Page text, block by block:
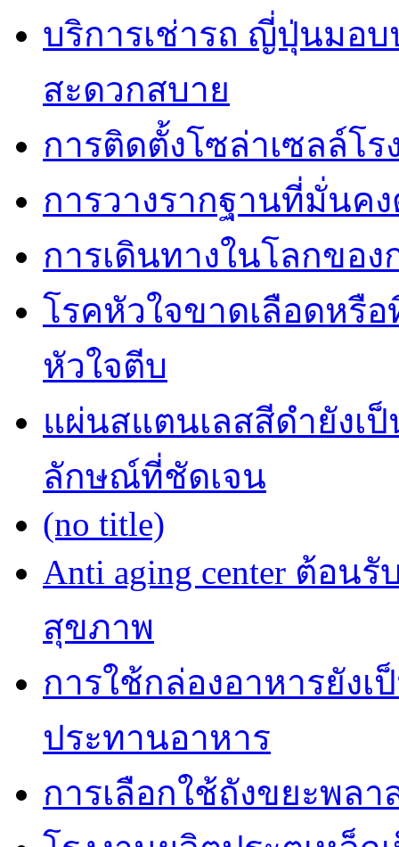
บริการเช่ารถ ญี่ปุ่นมอ
สะดวกสบาย
การติดตั้งโซล่าเซลล์โ
การวางรากฐานที่มั่นค
การเดินทางในโลกขอ
โรคหัวใจขาดเลือดหรื
หัวใจตีบ
แผ่นสแตนเลสสีดำยังเ
ลักษณ์ที่ชัดเจน
(no title)
Anti aging center ต้อน
สุขภาพ
การใช้กล่องอาหารยังเ
ประทานอาหาร
การเลือกใช้ถังขยะพล